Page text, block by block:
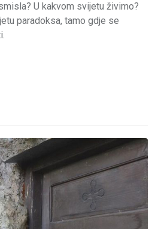
U kakvom svijetu živimo?
paradoksa, tamo gdje se